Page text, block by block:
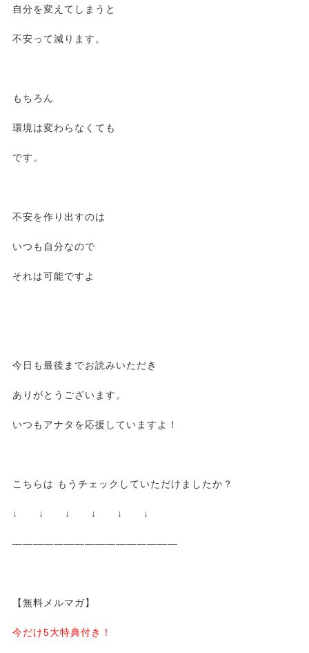
自分を変えてしまうと
不安って減ります。
もちろん
環境は変わらなくても
です。
不安を作り出すのは
いつも自分なので
それは可能ですよ
今日も最後までお読みいただき
ありがとうございます。
いつもアナタを応援していますよ！
こちらは もうチェックしていただけましたか？
↓ ↓ ↓ ↓ ↓ ↓
————————————————
【無料メルマガ】
今だけ5大特典付き！